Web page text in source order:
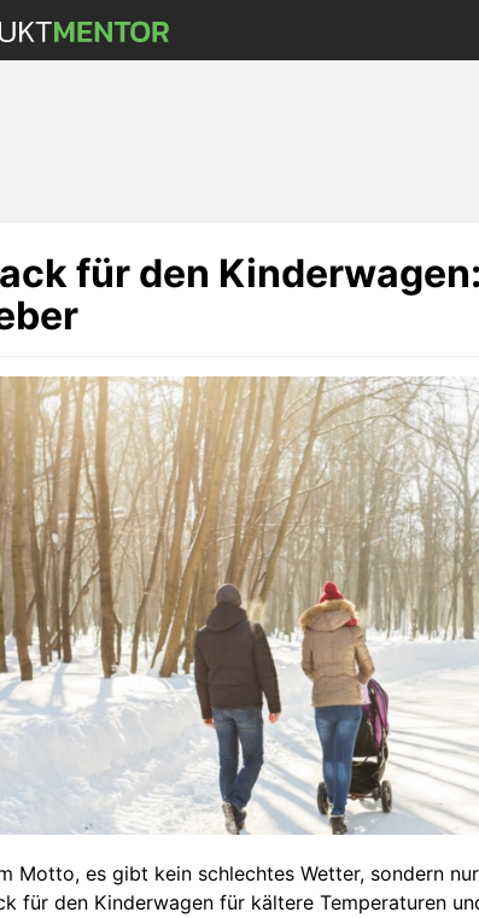
für den
Motto, es gibt kein schlechtes Wetter, sondern
für den Kinderwagen für kältere Temperaturen